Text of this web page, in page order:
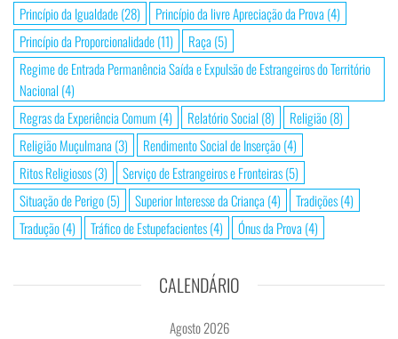
Princípio da Igualdade(28) Princípio da livre Apreciação da Prova (4)
Princípio da Proporcionalidade(11) Raça (5)
Regime de Entrada Permanência Saída e Expulsão de Estrangeiros do Território
Nacional (4)
Regras da Experiência Comum (4) Relatório Social (8) Religião(8)
Religião Muçulmana (3) Rendimento Social de Inserção(4)
Ritos Religiosos(3) Serviço de Estrangeiros e Fronteiras(5)
Situação de Perigo(5) Superior Interesse da Criança (4) Tradições(4)
Tradução(4) Tráfico de Estupefacientes(4) Ónus da Prova (4)
CALENDÁRIO
Agosto 2026